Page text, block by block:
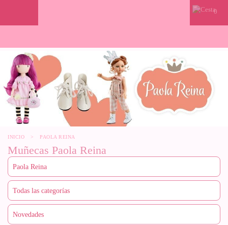
0
INICIO > PAOLA REINA
Muñecas Paola Reina